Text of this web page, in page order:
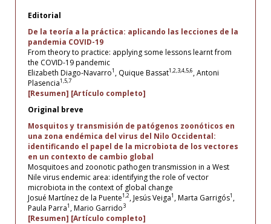
Editorial
De la teoría a la práctica: aplicando las lecciones de la
pandemia COVID-19
From theory to practice: applying some lessons learnt from
the COVID-19 pandemic
Elizabeth Diago-Navarro1 , Quique Bassat1,2,3,4,5,6, Antoni
Plasencia1,5,7
[Resumen] [Artículo completo]
Original breve
Mosquitos y transmisión de patógenos zoonóticos en
una zona endémica del virus del Nilo Occidental:
identificando el papel de la microbiota de los vectores
en un contexto de cambio global
Mosquitoes and zoonotic pathogen transmission in a West
Nile virus endemic area: identifying the role of vector
microbiota in the context of global change
Josué Martínez de la Puente1,2, Jesús Veiga1 , Marta Garrigós1 ,
Paula Parra1 , Mario Garrido3
[Resumen] [Artículo completo]